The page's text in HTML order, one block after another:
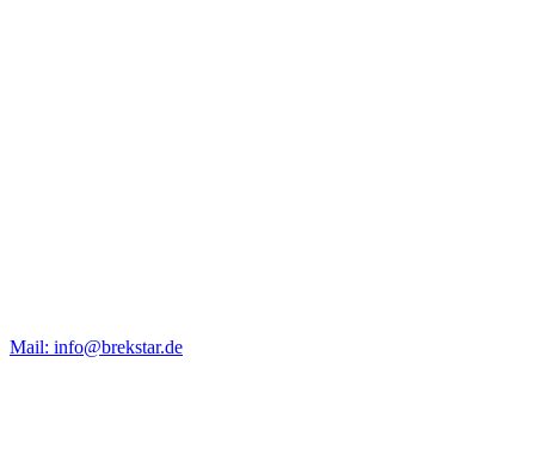
Mail: info@brekstar.de